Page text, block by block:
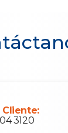
Cliente:
3120